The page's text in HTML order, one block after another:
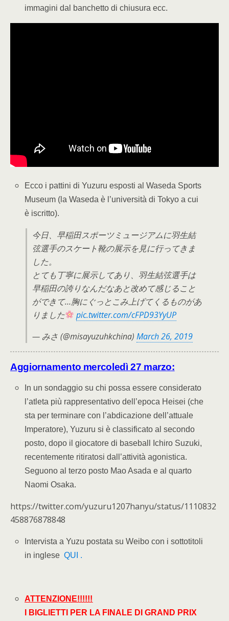
immagini dal banchetto di chiusura ecc.
Ecco i pattini di Yuzuru esposti al Waseda Sports
Museum (la Waseda è l’università di Tokyo a cui
è iscritto).
今日、早稲田スポーツミュージアムに羽生結
弦選手のスケート靴の展示を見に行ってきま
した。
とても丁寧に展示してあり、羽生結弦選手は
早稲田の誇りなんだなあと改めて感じること
ができて…胸にぐっとこみ上げてくるものがあ
りました
pic.twitter.com/cFPD93YyUP
— みさ (@misayuzuhkchina) March 26, 2019
Aggiornamento mercoledì 27 marzo:
In un sondaggio su chi possa essere considerato
l’atleta più rappresentativo dell’epoca Heisei (che
sta per terminare con l’abdicazione dell’attuale
Imperatore), Yuzuru si è classificato al secondo
posto, dopo il giocatore di baseball Ichiro Suzuki,
recentemente ritiratosi dall’attività agonistica.
Seguono al terzo posto Mao Asada e al quarto
Naomi Osaka.
https://twitter.com/yuzuru1207hanyu/status/1110832
458876878848
Intervista a Yuzu postata su Weibo con i sottotitoli
in ingleseQUI .
ATTENZIONE!!!!!!
I BIGLIETTI PER LA FINALE DI GRAND PRIX